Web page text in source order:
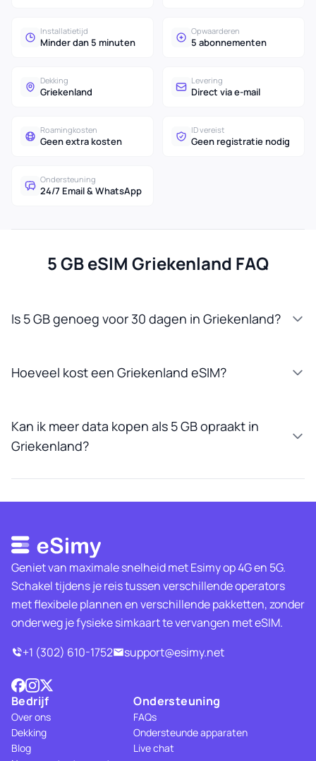
Installatietijd
Minder dan 5 minuten
Opwaarderen
5 abonnementen
Dekking
Griekenland
Levering
Direct via e-mail
Roamingkosten
Geen extra kosten
ID vereist
Geen registratie nodig
Ondersteuning
24/7 Email & WhatsApp
5 GB eSIM Griekenland FAQ
Is 5 GB genoeg voor 30 dagen in Griekenland?
Hoeveel kost een Griekenland eSIM?
Kan ik meer data kopen als 5 GB opraakt in
Griekenland?
Geniet van maximale snelheid met Esimy op 4G en 5G.
Schakel tijdens je reis tussen verschillende operators
met flexibele plannen en verschillende pakketten, zonder
onderweg je fysieke simkaart te vervangen met eSIM.
+1 (302) 610-1752
support@esimy.net
Bedrijf
Over ons
Dekking
Blog
Ondersteuning
FAQs
Ondersteunde apparaten
Live chat